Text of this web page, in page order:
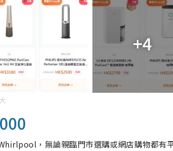
+4
，無論親臨門市選購或網店購物都有